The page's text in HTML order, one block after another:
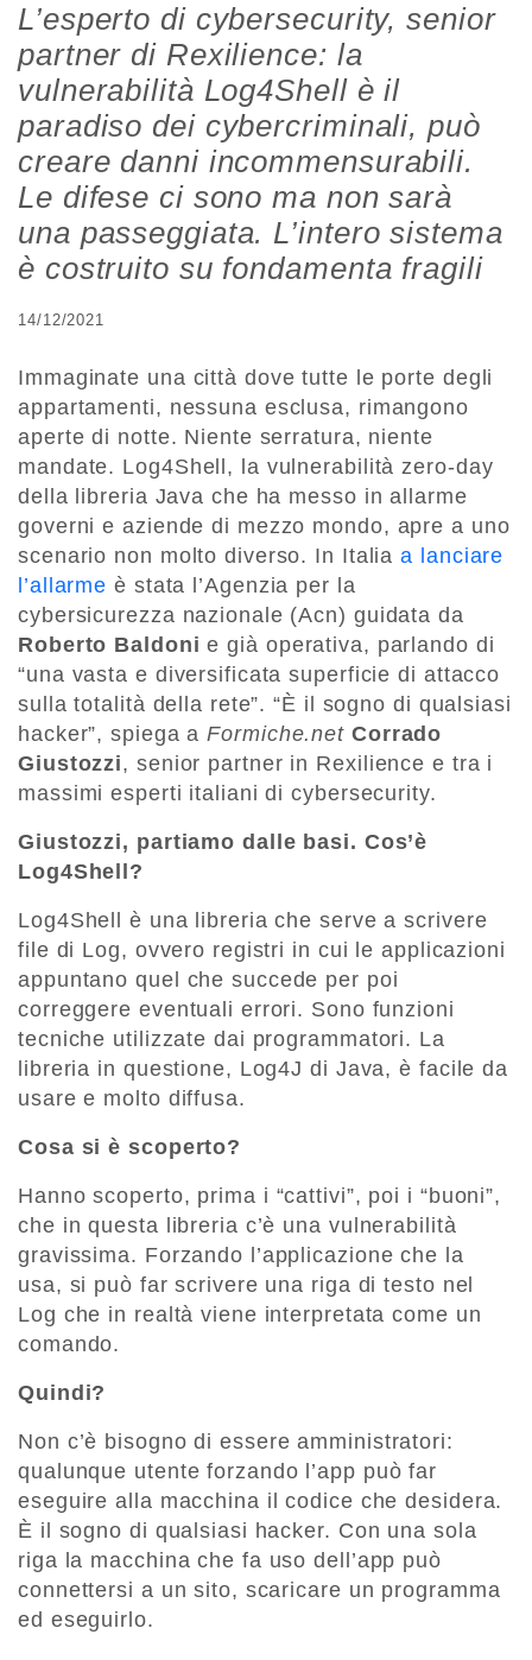
L’esperto di cybersecurity, senior
partner di Rexilience: la
vulnerabilità Log4Shell è il
paradiso dei cybercriminali, può
creare danni incommensurabili.
Le difese ci sono ma non sarà
una passeggiata. L’intero sistema
è costruito su fondamenta fragili
14/12/2021
Immaginate una città dove tutte le porte degli
appartamenti, nessuna esclusa, rimangono
aperte di notte. Niente serratura, niente
mandate. Log4Shell, la vulnerabilità zero-day
della libreria Java che ha messo in allarme
governi e aziende di mezzo mondo, apre a uno
scenario non molto diverso. In Italiaa lanciare
l’allarme è stata l’Agenzia per la
cybersicurezza nazionale (Acn) guidata da
Roberto Baldoni e già operativa, parlando di
“una vasta e diversificata superficie di attacco
sulla totalità della rete”. “È il sogno di qualsiasi
hacker”, spiega aFormiche.net Corrado
Giustozzi, senior partner in Rexilience e tra i
massimi esperti italiani di cybersecurity.
Giustozzi, partiamo dalle basi. Cos’è
Log4Shell?
Log4Shell è una libreria che serve a scrivere
file di Log, ovvero registri in cui le applicazioni
appuntano quel che succede per poi
correggere eventuali errori. Sono funzioni
tecniche utilizzate dai programmatori. La
libreria in questione, Log4J di Java, è facile da
usare e molto diffusa.
Cosa si è scoperto?
Hanno scoperto, prima i “cattivi”, poi i “buoni”,
che in questa libreria c’è una vulnerabilità
gravissima. Forzando l’applicazione che la
usa, si può far scrivere una riga di testo nel
Log che in realtà viene interpretata come un
comando.
Quindi?
Non c’è bisogno di essere amministratori:
qualunque utente forzando l’app può far
eseguire alla macchina il codice che desidera.
È il sogno di qualsiasi hacker. Con una sola
riga la macchina che fa uso dell’app può
connettersi a un sito, scaricare un programma
ed eseguirlo.